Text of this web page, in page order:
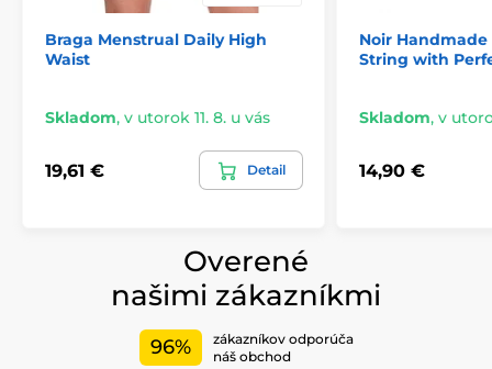
Braga Menstrual Daily High
Waist
Skladom, v utorok 11. 8. u vás
19,61 € Detail
Noir Handmade
String with
Skladom, v
14,90 €
Overené
našimi zákazníkmi
96%
zákazníkov odporúča
náš obchod